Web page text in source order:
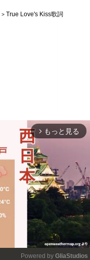
True Love's Kiss歌詞
arrow_forward_ios もっと見る
Powered by GliaStudios